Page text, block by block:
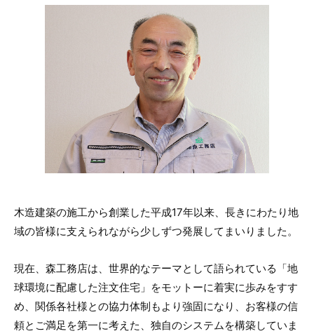
木造建築の施工から創業した平成17年以来、長きにわたり地
域の皆様に支えられながら少しずつ発展してまいりました。
現在、森工務店は、世界的なテーマとして語られている「地
球環境に配慮した注文住宅」をモットーに着実に歩みをすす
め、関係各社様との協力体制もより強固になり、お客様の信
頼とご満足を第一に考えた、独自のシステムを構築していま